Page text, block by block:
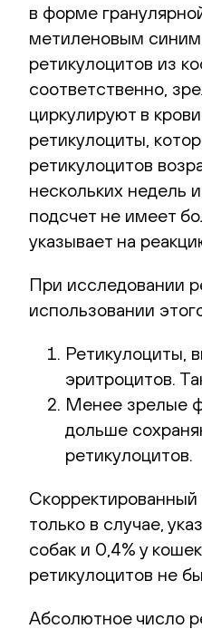
в форме
метиленовым синим
ретикулоцитов из
соответственно,
циркулируют в
ретикулоциты,
ретикулоцитов
нескольких недель
подсчет не имеет
указывает на
При исследовании
использовании
Ретикулоциты,
эритроцитов.
Менее зрелые
дольше
ретикулоцитов.
Скорректированный
только в случае,
собак и 0,4% у
ретикулоцитов не
Абсолютное число